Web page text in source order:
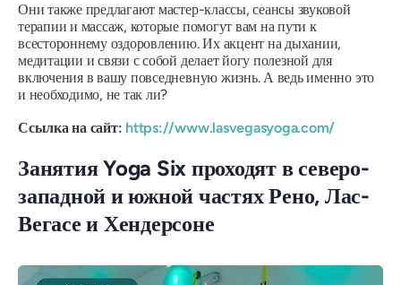
Они также предлагают мастер-классы, сеансы звуковой
терапии и массаж, которые помогут вам на пути к
всестороннему оздоровлению. Их акцент на дыхании,
медитации и связи с собой делает йогу полезной для
включения в вашу повседневную жизнь. А ведь именно это
и необходимо, не так ли?
Ссылка на сайт: https://www.lasvegasyoga.com/
Занятия Yoga Six проходят в северо-
западной и южной частях Рено, Лас-
Вегасе и Хендерсоне